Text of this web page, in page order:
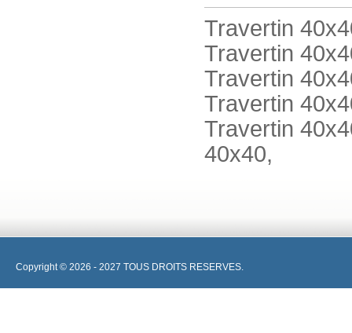
Travertin
Travertin
Travertin
Travertin
Travertin
40x40,
Copyright © 2026 - 2027 TOUS DROITS RESERVES.